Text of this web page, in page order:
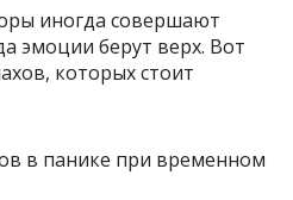
иногда совершают
эмоции берут верх. Вот
которых стоит
в панике при временном